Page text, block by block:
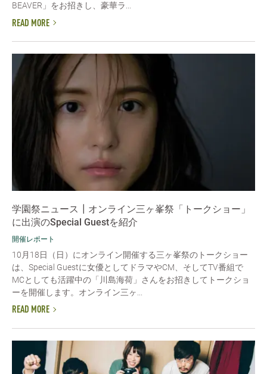
BEAVER」をお招きし、豪華ラ...
READ MORE
学園祭ニュース┃オンライン三ヶ峯祭「トークショー」
に出演のSpecial Guestを紹介
開催レポート
10月18日（日）にオンライン開催する三ヶ峯祭のトークショー
は、Special Guestに女優としてドラマやCM、そしてTV番組で
MCとしても活躍中の「川島海荷」さんをお招きしてトークショ
ーを開催します。オンライン三ヶ...
READ MORE